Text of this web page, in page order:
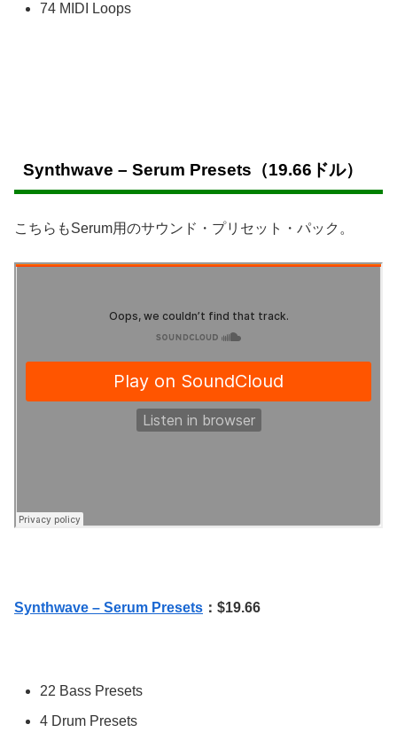
74 MIDI Loops
Synthwave – Serum Presets（19.66ドル）
こちらもSerum用のサウンド・プリセット・パック。
Synthwave – Serum Presets ：$19.66
22 Bass Presets
4 Drum Presets